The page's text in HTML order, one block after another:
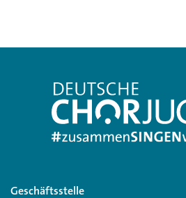
Geschäftsstelle